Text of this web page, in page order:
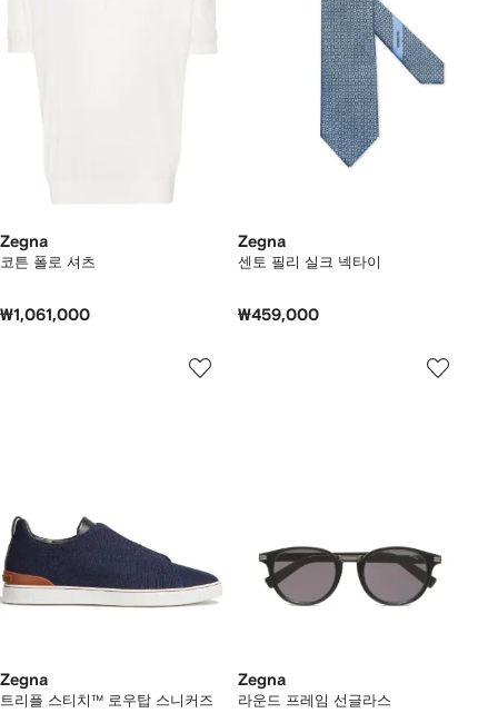
Zegna
코튼 폴로 셔츠
₩1,061,000
Zegna
센토 필리 실크 넥타이
₩459,000
Zegna
트리플 스티치™ 로우탑 스니커즈
Zegna
라운드 프레임 선글라스